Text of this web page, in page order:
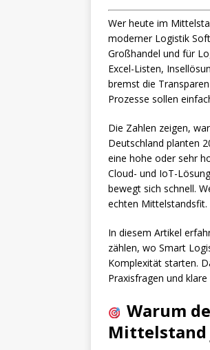
Wer heute im
moderner Logistik
Großhandel und für
Excel-Listen,
bremst die
Prozesse sollen
Die Zahlen zeigen,
Deutschland planten
eine hohe oder sehr
Cloud- und IoT-
bewegt sich schnell.
echten Mittelstandsfit.
In diesem Artikel
zählen, wo Smart
Komplexität starten.
Praxisfragen und
Warum